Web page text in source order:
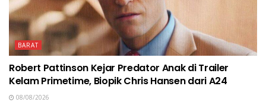
BARAT
Robert Pattinson Kejar Predator Anak di Trailer
Kelam Primetime, Biopik Chris Hansen dari A24
08/08/2026